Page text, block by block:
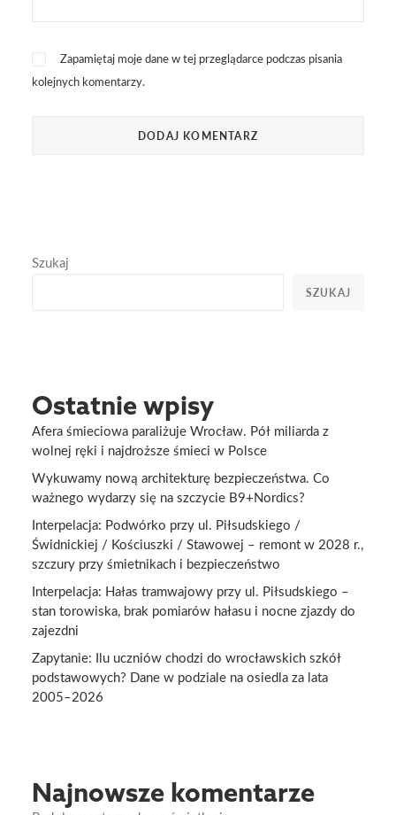
Zapamiętaj moje dane w tej przeglądarce podczas pisania
kolejnych komentarzy.
Szukaj
SZUKAJ
Ostatnie wpisy
Afera śmieciowa paraliżuje Wrocław. Pół miliarda z
wolnej ręki i najdroższe śmieci w Polsce
Wykuwamy nową architekturę bezpieczeństwa. Co
ważnego wydarzy się na szczycie B9+Nordics?
Interpelacja: Podwórko przy ul. Piłsudskiego /
Świdnickiej / Kościuszki / Stawowej – remont w 2028 r.,
szczury przy śmietnikach i bezpieczeństwo
Interpelacja: Hałas tramwajowy przy ul. Piłsudskiego –
stan torowiska, brak pomiarów hałasu i nocne zjazdy do
zajezdni
Zapytanie: Ilu uczniów chodzi do wrocławskich szkół
podstawowych? Dane w podziale na osiedla za lata
2005–2026
Najnowsze komentarze